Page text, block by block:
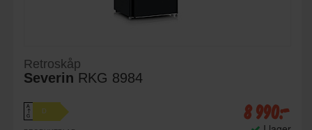
Retroskåp
Severin RKG 8984
A
↑
G
D 8 990:-